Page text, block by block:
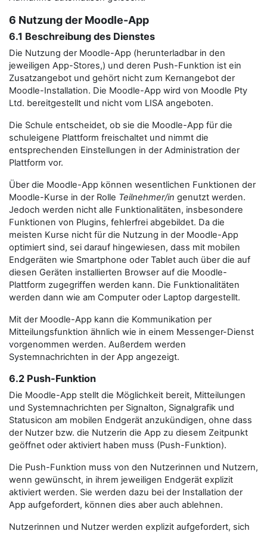
6 Nutzung der Moodle-App
6.1 Beschreibung des Dienstes
Die Nutzung der Moodle-App (herunterladbar in den
jeweiligen App-Stores,) und deren Push-Funktion ist ein
Zusatzangebot und gehört nicht zum Kernangebot der
Moodle-Installation. Die Moodle-App wird von Moodle Pty
Ltd. bereitgestellt und nicht vom LISA angeboten.
Die Schule entscheidet, ob sie die Moodle-App für die
schuleigene Plattform freischaltet und nimmt die
entsprechenden Einstellungen in der Administration der
Plattform vor.
Über die Moodle-App können wesentlichen Funktionen der
Moodle-Kurse in der Rolle Teilnehmer/in genutzt werden.
Jedoch werden nicht alle Funktionalitäten, insbesondere
Funktionen von Plugins, fehlerfrei abgebildet. Da die
meisten Kurse nicht für die Nutzung in der Moodle-App
optimiert sind, sei darauf hingewiesen, dass mit mobilen
Endgeräten wie Smartphone oder Tablet auch über die auf
diesen Geräten installierten Browser auf die Moodle-
Plattform zugegriffen werden kann. Die Funktionalitäten
werden dann wie am Computer oder Laptop dargestellt.
Mit der Moodle-App kann die Kommunikation per
Mitteilungsfunktion ähnlich wie in einem Messenger-Dienst
vorgenommen werden. Außerdem werden
Systemnachrichten in der App angezeigt.
6.2 Push-Funktion
Die Moodle-App stellt die Möglichkeit bereit, Mitteilungen
und Systemnachrichten per Signalton, Signalgrafik und
Statusicon am mobilen Endgerät anzukündigen, ohne dass
der Nutzer bzw. die Nutzerin die App zu diesem Zeitpunkt
geöffnet oder aktiviert haben muss (Push-Funktion).
Die Push-Funktion muss von den Nutzerinnen und Nutzern,
wenn gewünscht, in ihrem jeweiligen Endgerät explizit
aktiviert werden. Sie werden dazu bei der Installation der
App aufgefordert, können dies aber auch ablehnen.
Nutzerinnen und Nutzer werden explizit aufgefordert, sich